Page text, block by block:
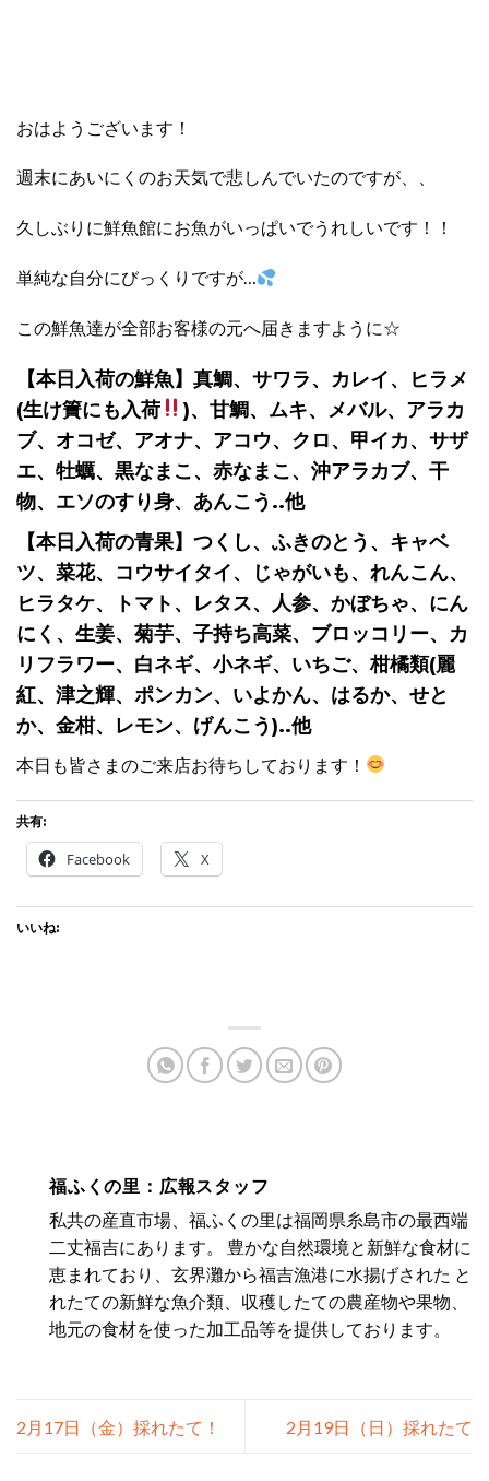
おはようございます！
週末にあいにくのお天気で悲しんでいたのですが、、
久しぶりに鮮魚館にお魚がいっぱいでうれしいです！！
単純な自分にびっくりですが…
この鮮魚達が全部お客様の元へ届きますように☆
【本日入荷の鮮魚】真鯛、サワラ、カレイ、ヒラメ
(生け簀にも入荷
)、甘鯛、ムキ、メバル、アラカ
ブ、オコゼ、アオナ、アコウ、クロ、甲イカ、サザ
エ、牡蠣、黒なまこ、赤なまこ、沖アラカブ、干
物、エソのすり身、あんこう..他
【本日入荷の青果】つくし、ふきのとう、キャベ
ツ、菜花、コウサイタイ、じゃがいも、れんこん、
ヒラタケ、トマト、レタス、人参、かぼちゃ、にん
にく、生姜、菊芋、子持ち高菜、ブロッコリー、カ
リフラワー、白ネギ、小ネギ、いちご、柑橘類(麗
紅、津之輝、ポンカン、いよかん、はるか、せと
か、金柑、レモン、げんこう)..他
本日も皆さまのご来店お待ちしております！
共有:
Facebook X
いいね:
福ふくの里：広報スタッフ
私共の産直市場、福ふくの里は福岡県糸島市の最西端
二丈福吉にあります。 豊かな自然環境と新鮮な食材に
恵まれており、玄界灘から福吉漁港に水揚げされた と
れたての新鮮な魚介類、収穫したての農産物や果物、
地元の食材を使った加工品等を提供しております。
2月17日（金）採れたて！ 2月19日（日）採れたて